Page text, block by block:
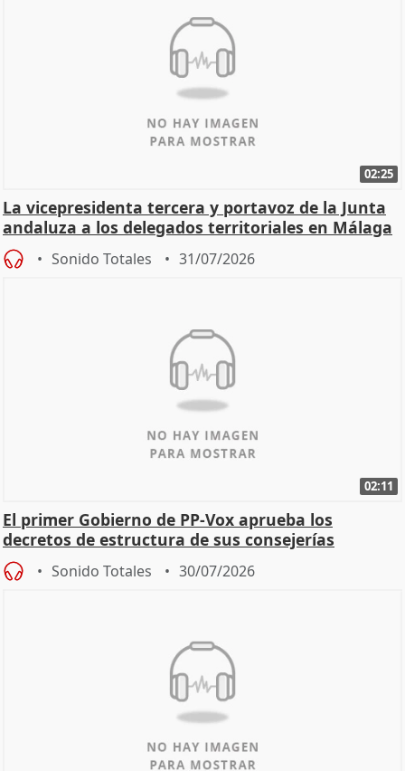
02:25
La vicepresidenta tercera y portavoz de la Junta
andaluza a los delegados territoriales en Málaga
Sonido Totales 31/07/2026
02:11
El primer Gobierno de PP-Vox aprueba los
decretos de estructura de sus consejerías
Sonido Totales 30/07/2026